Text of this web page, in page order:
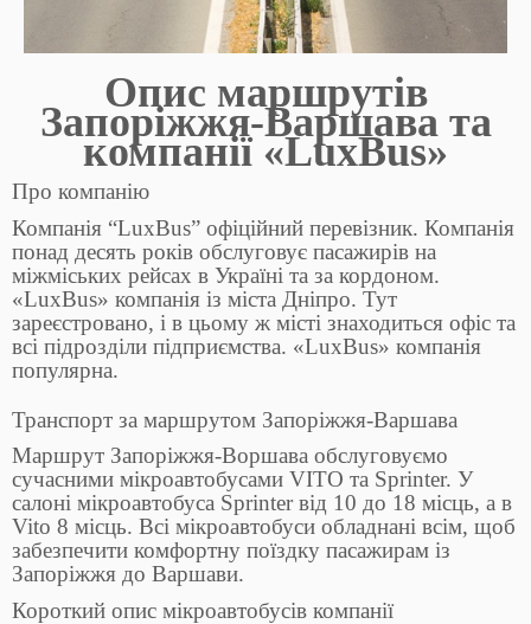
Опис маршрутів
Запоріжжя-Варшава та
компанії «LuxBus»
Про компанію
Компанія “LuxBus” офіційний перевізник. Компанія
понад десять років обслуговує пасажирів на
міжміських рейсах в Україні та за кордоном.
«LuxBus» компанія із міста Дніпро. Тут
зареєстровано, і в цьому ж місті знаходиться офіс та
всі підрозділи підприємства. «LuxBus» компанія
популярна.
Транспорт за маршрутом Запоріжжя-Варшава
Маршрут Запоріжжя-Воршава обслуговуємо
сучасними мікроавтобусами VITO та Sprinter. У
салоні мікроавтобуса Sprinter від 10 до 18 місць, а в
Vito 8 місць. Всі мікроавтобуси обладнані всім, щоб
забезпечити комфортну поїздку пасажирам із
Запоріжжя до Варшави.
Короткий опис мікроавтобусів компанії